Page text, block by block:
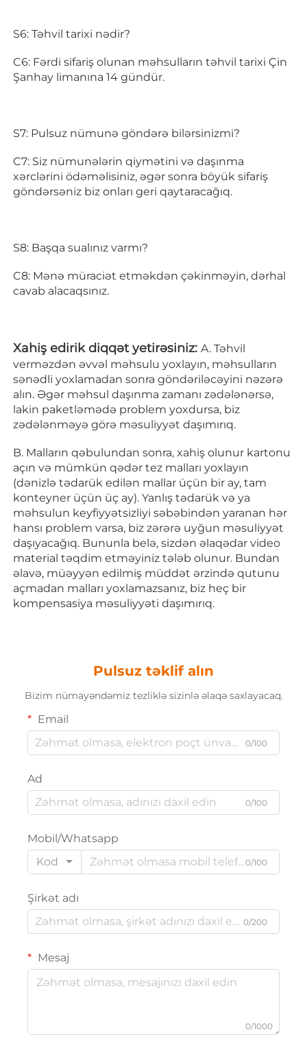
S6: Təhvil tarixi nədir?
C6: Fərdi sifariş olunan məhsulların təhvil tarixi Çin
Şanhay limanına 14 gündür.
S7: Pulsuz nümunə göndərə bilərsinizmi?
C7: Siz nümunələrin qiymətini və daşınma
xərclərini ödəməlisiniz, əgər sonra böyük sifariş
göndərsəniz biz onları geri qaytaracağıq.
S8: Başqa sualınız varmı?
C8: Mənə müraciət etməkdən çəkinməyin, dərhal
cavab alacaqsınız.
Xahiş edirik diqqət yetirəsiniz: A. Təhvil
verməzdən əvvəl məhsulu yoxlayın, məhsulların
sənədli yoxlamadan sonra göndəriləcəyini nəzərə
alın. Əgər məhsul daşınma zamanı zədələnərsə,
lakin paketləmədə problem yoxdursa, biz
zədələnməyə görə məsuliyyət daşımırıq.
B. Malların qəbulundan sonra, xahiş olunur kartonu
açın və mümkün qədər tez malları yoxlayın
(dənizlə tədarük edilən mallar üçün bir ay, tam
konteyner üçün üç ay). Yanlış tədarük və ya
məhsulun keyfiyyətsizliyi səbəbindən yaranan hər
hansı problem varsa, biz zərərə uyğun məsuliyyət
daşıyacağıq. Bununla belə, sizdən əlaqədar video
material təqdim etməyiniz tələb olunur. Bundan
əlavə, müəyyən edilmiş müddət ərzində qutunu
açmadan malları yoxlamazsanız, biz heç bir
kompensasiya məsuliyyəti daşımırıq.
Pulsuz təklif alın
Bizim nümayəndəmiz tezliklə sizinlə əlaqə saxlayacaq.
Email
0/100
Ad
0/100
Mobil/Whatsapp
Kod
0/100
Şirkət adı
0/200
Mesaj
0/1000